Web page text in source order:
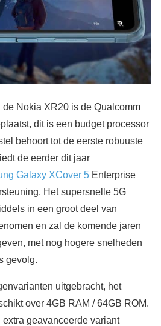
Nokia XR20 is de Qualcomm
dit is een budget processor
behoort tot de eerste robuuste
de eerder dit jaar
Galaxy XCover 5 Enterprise
Het supersnelle 5G
in een groot deel van
en zal de komende jaren
met nog hogere snelheden
gevolg.
uitgebracht, het
over 4GB RAM / 64GB ROM.
geavanceerde variant